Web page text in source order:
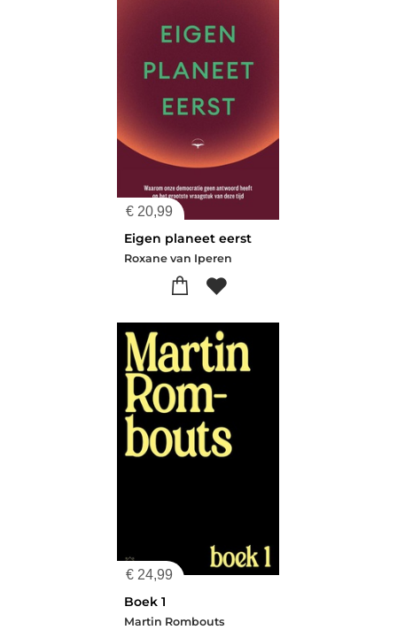
€ 20,99
Eigen planeet eerst
Roxane van Iperen
€ 24,99
Boek 1
Martin Rombouts